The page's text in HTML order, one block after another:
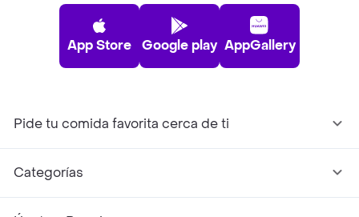
App Store Google play AppGallery
Pide tu comida favorita cerca de ti
Categorías